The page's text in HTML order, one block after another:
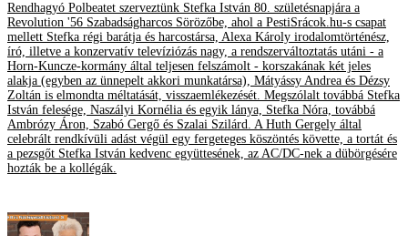
Rendhagyó Polbeatet szerveztünk Stefka István 80. születésnapjára a
Revolution '56 Szabadságharcos Sörözőbe, ahol a PestiSrácok.hu-s csapat
mellett Stefka régi barátja és harcostársa, Alexa Károly irodalomtörténész,
író, illetve a konzervatív televíziózás nagy, a rendszerváltoztatás utáni - a
Horn-Kuncze-kormány által teljesen felszámolt - korszakának két jeles
alakja (egyben az ünnepelt akkori munkatársa), Mátyássy Andrea és Dézsy
Zoltán is elmondta méltatását, visszaemlékezését. Megszólalt továbbá Stefka
István felesége, Naszályi Kornélia és egyik lánya, Stefka Nóra, továbbá
Ambrózy Áron, Szabó Gergő és Szalai Szilárd. A Huth Gergely által
celebrált rendkívüli adást végül egy fergeteges köszöntés követte, a tortát és
a pezsgőt Stefka István kedvenc együttesének, az AC/DC-nek a dübörgésére
hozták be a kollégák.